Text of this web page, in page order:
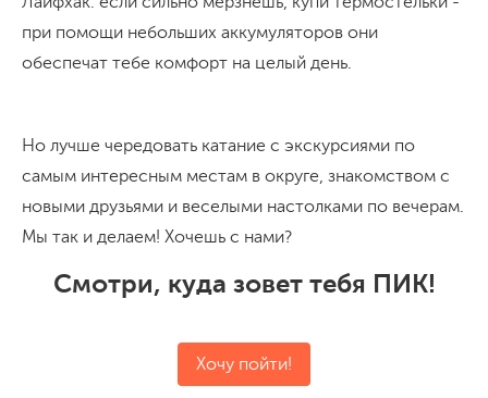
при помощи небольших аккумуляторов они
обеспечат тебе комфорт на целый день.
Но лучше чередовать катание с экскурсиями по
самым интересным местам в округе, знакомством с
новыми друзьями и веселыми настолками по вечерам.
Мы так и делаем! Хочешь с нами?
Смотри, куда зовет тебя ПИК!
Хочу пойти!